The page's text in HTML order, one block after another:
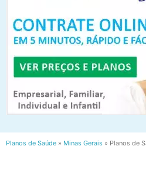
Planos de Saúde » Minas Gerais » Planos de